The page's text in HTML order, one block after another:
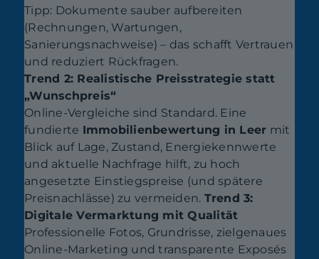
Tipp: Dokumente sauber aufbereiten
(Rechnungen, Wartungen,
Sanierungsnachweise) – das schafft Vertrauen
und reduziert Rückfragen.
Trend 2: Realistische Preisstrategie statt
„Wunschpreis“
Online-Vergleiche sind Standard. Eine
fundierte Immobilienbewertung in Leer mit
Blick auf Lage, Zustand, Energiekennwerte
und aktuelle Nachfrage hilft, zu hoch
angesetzte Einstiegspreise (und spätere
Preisnachlässe) zu vermeiden. Trend 3:
Digitale Vermarktung mit Qualität
Professionelle Fotos, Grundrisse, zielgenaues
Online-Marketing und transparente Exposés